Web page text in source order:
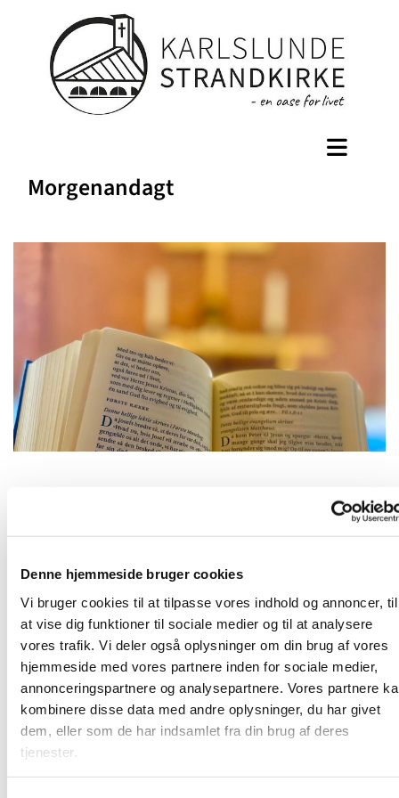
Denne hjemmeside bruger cookies
Vi bruger cookies til at tilpasse vores indhold og annoncer, til
at vise dig funktioner til sociale medier og til at analysere
vores trafik. Vi deler også oplysninger om din brug af vores
hjemmeside med vores partnere inden for sociale medier,
annonceringspartnere og analysepartnere. Vores partnere
kombinere disse data med andre oplysninger, du har givet
dem, eller som de har indsamlet fra din brug af deres
tjenester.
Morgenandagt
Fredag 28. august 2026, kl. 09:00
2690 Karlslunde
Frivillige og ansatte mødes til morgenandagt. Her taler vi
om det, som vi gerne vil have bedt en bøn for, og vi synger
et par sange. Bagefter er der kaffe. Vi sidder i "bunden" af
kirkerummet (sideskibet) - så kom ind og vær med!